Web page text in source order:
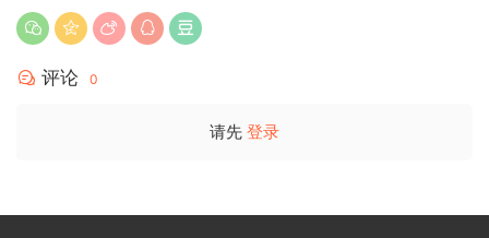
评论 0
请先 登录